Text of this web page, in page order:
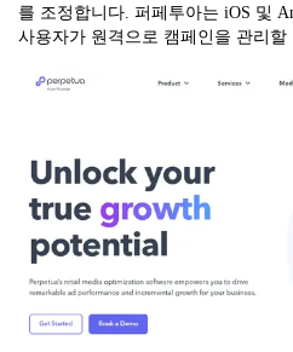
를 조정합니다. 퍼페투아는 iOS 및
사용자가 원격으로 캠페인을 관리할